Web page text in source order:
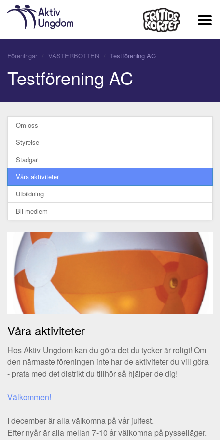
Föreningar VÄSTERBOTTEN Testförening AC
Testförening AC
Om oss
Styrelse
Stadgar
Våra aktiviteter
Utbildning
Bli medlem
Våra aktiviteter
Hos Aktiv Ungdom kan du göra det du tycker är roligt! Om
den närmaste föreningen inte har de aktiviteter du vill göra
- prata med det distrikt du tillhör så hjälper de dig!
Välkommen!
I december är alla välkomna på vår julfest.
Efter nyår är alla mellan 7-10 år välkomna på pysselläger.